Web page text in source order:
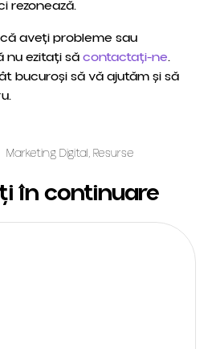
rezonează.
aveți probleme sau
nu ezitați săcontactați-ne.
bucuroși să vă ajutăm și să
Marketing Digital, Resurse
în continuare